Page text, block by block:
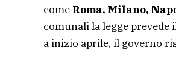
come Roma, Milano,
comunali la legge
a inizio aprile, il governo